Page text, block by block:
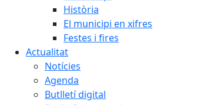
Història
El municipi en xifres
Festes i fires
Actualitat
Notícies
Agenda
Butlletí digital